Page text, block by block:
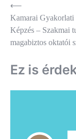
Bejegyzés
navigáció
⟵
Kamarai Gyakorlati
Képzés – Szakmai
magabiztos oktatói
Ez is